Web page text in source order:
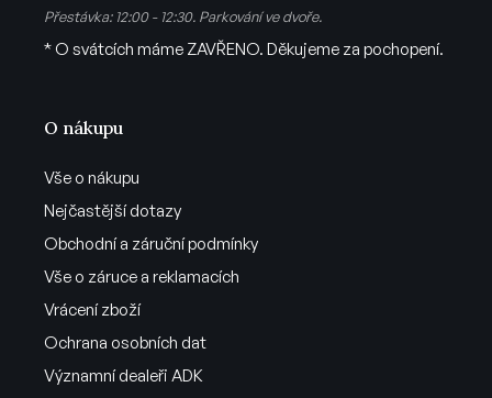
O nákupu
Vše o nákupu
Nejčastější dotazy
Obchodní a záruční podmínky
Vše o záruce a reklamacích
Vrácení zboží
Ochrana osobních dat
Významní dealeři ADK
Přestávka: 12:00 - 12:30. Parkování ve dvoře.
* O svátcích máme ZAVŘENO. Děkujeme za pochopení.